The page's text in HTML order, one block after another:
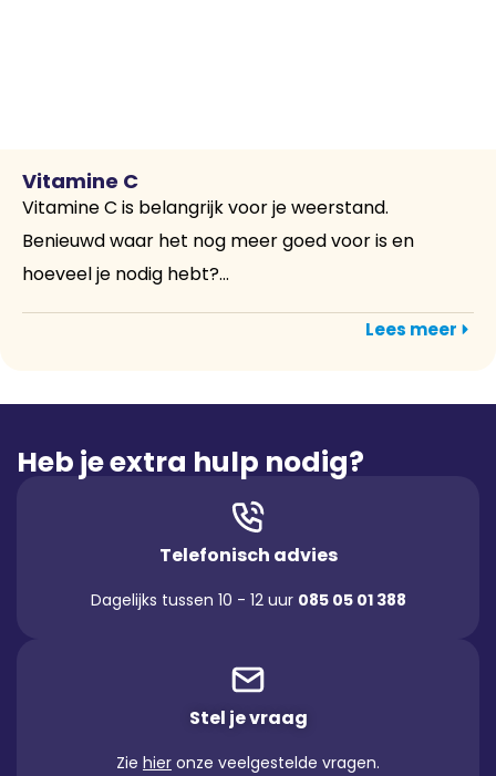
Vitamine C
Vitamine C is belangrijk voor je weerstand.
Benieuwd waar het nog meer goed voor is en
hoeveel je nodig hebt?...
Lees meer
Heb je extra hulp nodig?
Telefonisch advies
Dagelijks tussen 10 - 12 uur 085 05 01 388
Stel je vraag
Zie hier onze veelgestelde vragen.